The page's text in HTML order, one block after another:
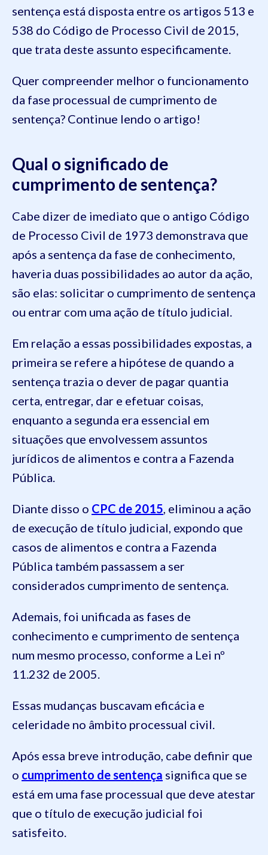
sentença está disposta entre os artigos 513 e
538 do Código de Processo Civil de 2015,
que trata deste assunto especificamente.
Quer compreender melhor o funcionamento
da fase processual de cumprimento de
sentença? Continue lendo o artigo!
Qual o significado de
cumprimento de sentença?
Cabe dizer de imediato que o antigo Código
de Processo Civil de 1973 demonstrava que
após a sentença da fase de conhecimento,
haveria duas possibilidades ao autor da ação,
são elas: solicitar o cumprimento de sentença
ou entrar com uma ação de título judicial.
Em relação a essas possibilidades expostas, a
primeira se refere a hipótese de quando a
sentença trazia o dever de pagar quantia
certa, entregar, dar e efetuar coisas,
enquanto a segunda era essencial em
situações que envolvessem assuntos
jurídicos de alimentos e contra a Fazenda
Pública.
Diante disso o CPC de 2015, eliminou a ação
de execução de título judicial, expondo que
casos de alimentos e contra a Fazenda
Pública também passassem a ser
considerados cumprimento de sentença.
Ademais, foi unificada as fases de
conhecimento e cumprimento de sentença
num mesmo processo, conforme a Lei nº
11.232 de 2005.
Essas mudanças buscavam eficácia e
celeridade no âmbito processual civil.
Após essa breve introdução, cabe definir que
o cumprimento de sentença significa que se
está em uma fase processual que deve atestar
que o título de execução judicial foi
satisfeito.